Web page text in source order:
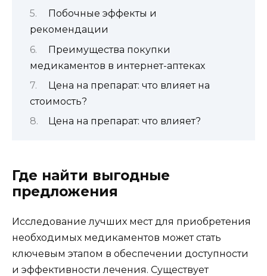
Побочные эффекты и
рекомендации
Преимущества покупки
медикаментов в интернет-аптеках
Цена на препарат: что влияет на
стоимость?
Цена на препарат: что влияет?
Где найти выгодные
предложения
Исследование лучших мест для приобретения
необходимых медикаментов может стать
ключевым этапом в обеспечении доступности
и эффективности лечения. Существует